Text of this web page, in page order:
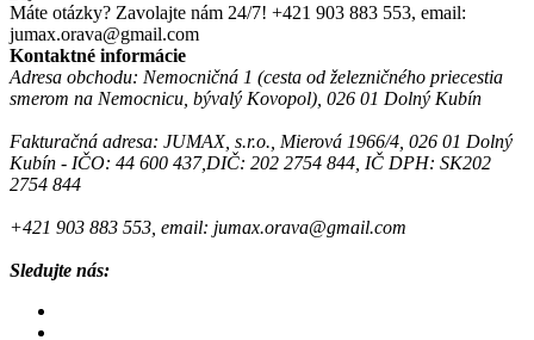
Máte otázky? Zavolajte nám 24/7! +421 903 883 553, email:
jumax.orava@gmail.com
Kontaktné informácie
Adresa obchodu: Nemocničná 1 (cesta od železničného priecestia
smerom na Nemocnicu, bývalý Kovopol), 026 01 Dolný Kubín
Fakturačná adresa: JUMAX, s.r.o., Mierová 1966/4, 026 01 Dolný
Kubín - IČO: 44 600 437,DIČ: 202 2754 844, IČ DPH: SK202
2754 844
+421 903 883 553, email: jumax.orava@gmail.com
Sledujte nás: